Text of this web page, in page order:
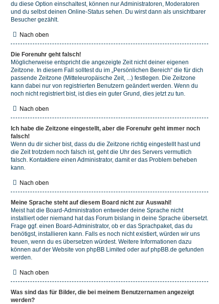
du diese Option einschaltest, können nur Administratoren, Moderatoren
und du selbst deinen Online-Status sehen. Du wirst dann als unsichtbarer
Besucher gezählt.
Nach oben
Die Forenuhr geht falsch!
Möglicherweise entspricht die angezeigte Zeit nicht deiner eigenen
Zeitzone. In diesem Fall solltest du im „Persönlichen Bereich“ die für dich
passende Zeitzone (Mitteleuropäische Zeit, ...) festlegen. Die Zeitzone
kann dabei nur von registrierten Benutzern geändert werden. Wenn du
noch nicht registriert bist, ist dies ein guter Grund, dies jetzt zu tun.
Nach oben
Ich habe die Zeitzone eingestellt, aber die Forenuhr geht immer noch
falsch!
Wenn du dir sicher bist, dass du die Zeitzone richtig eingestellt hast und
die Zeit trotzdem noch falsch ist, geht die Uhr des Servers vermutlich
falsch. Kontaktiere einen Administrator, damit er das Problem beheben
kann.
Nach oben
Meine Sprache steht auf diesem Board nicht zur Auswahl!
Meist hat die Board-Administration entweder deine Sprache nicht
installiert oder niemand hat das Forum bislang in deine Sprache übersetzt.
Frage ggf. einen Board-Administrator, ob er das Sprachpaket, das du
benötigst, installieren kann. Falls es noch nicht existiert, würden wir uns
freuen, wenn du es übersetzen würdest. Weitere Informationen dazu
können auf der Website von phpBB Limited oder aufphpBB.de gefunden
werden.
Nach oben
Was sind das für Bilder, die bei meinem Benutzernamen angezeigt
werden?